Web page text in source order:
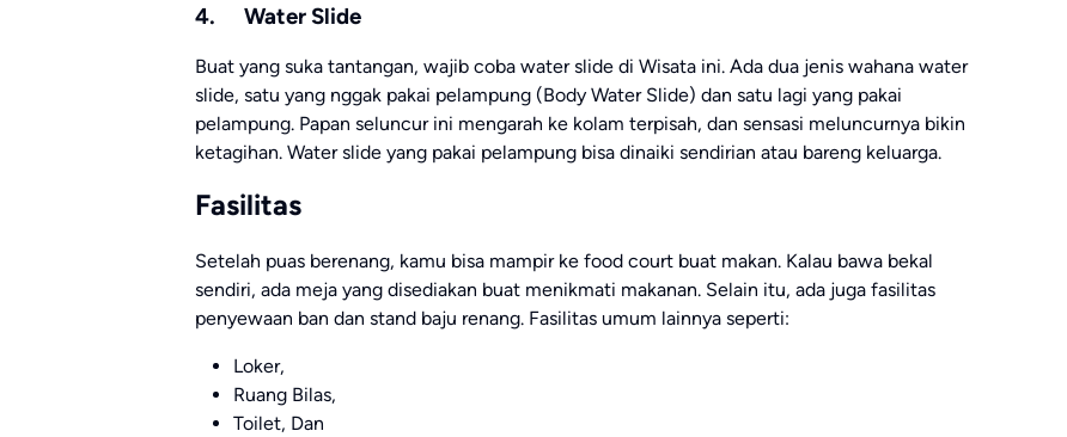
4. Water Slide
Buat yang suka tantangan, wajib coba water slide di Wisata ini. Ada dua jenis wahana water
slide, satu yang nggak pakai pelampung (Body Water Slide) dan satu lagi yang pakai
pelampung. Papan seluncur ini mengarah ke kolam terpisah, dan sensasi meluncurnya bikin
ketagihan. Water slide yang pakai pelampung bisa dinaiki sendirian atau bareng keluarga.
Fasilitas
Setelah puas berenang, kamu bisa mampir ke food court buat makan. Kalau bawa bekal
sendiri, ada meja yang disediakan buat menikmati makanan. Selain itu, ada juga fasilitas
penyewaan ban dan stand baju renang. Fasilitas umum lainnya seperti:
Loker,
Ruang Bilas,
Toilet, Dan